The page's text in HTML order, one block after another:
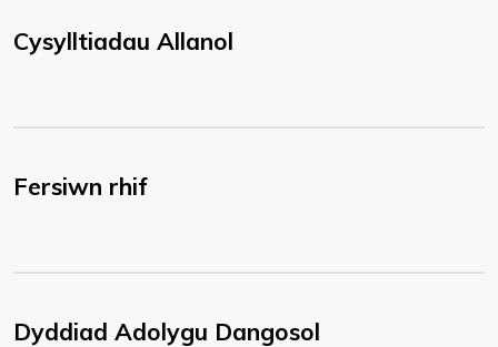
Cysylltiadau Allanol
Fersiwn rhif
Dyddiad Adolygu Dangosol